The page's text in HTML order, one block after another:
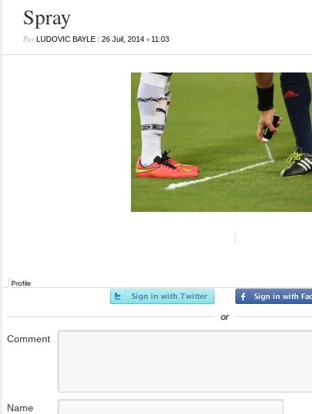
Spray
ParLUDOVIC BAYLE| 26 Juil, 2014• 11:03
Profile
or
Comment
Name